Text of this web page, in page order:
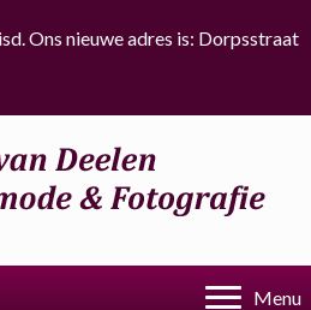
Ons nieuwe adres is: Dorpsstraat
Menu